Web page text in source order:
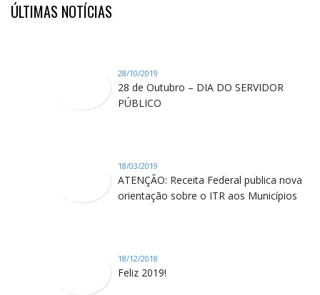
ÚLTIMAS NOTÍCIAS
28/10/2019
28 de Outubro – DIA DO SERVIDOR
PÚBLICO
18/03/2019
ATENÇÃO: Receita Federal publica nova
orientação sobre o ITR aos Municípios
18/12/2018
Feliz 2019!